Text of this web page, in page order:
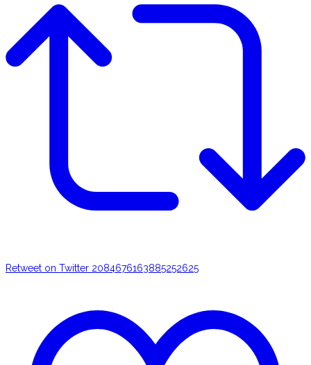
Retweet on Twitter 2084676163885252625